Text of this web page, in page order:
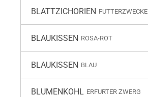
BLATTZICHORIEN FUTTERZWECKE
BLAUKISSEN ROSA-ROT
BLAUKISSEN BLAU
BLUMENKOHL ERFURTER ZWERG